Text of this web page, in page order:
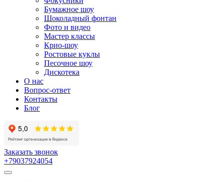
Бумажное шоу
Шоколадный фонтан
Фото и видео
Мастер классы
Крио-шоу
Ростовые куклы
Песочное шоу
Дискотека
О нас
Вопрос-ответ
Контакты
Блог
Заказать звонок
+79037924054